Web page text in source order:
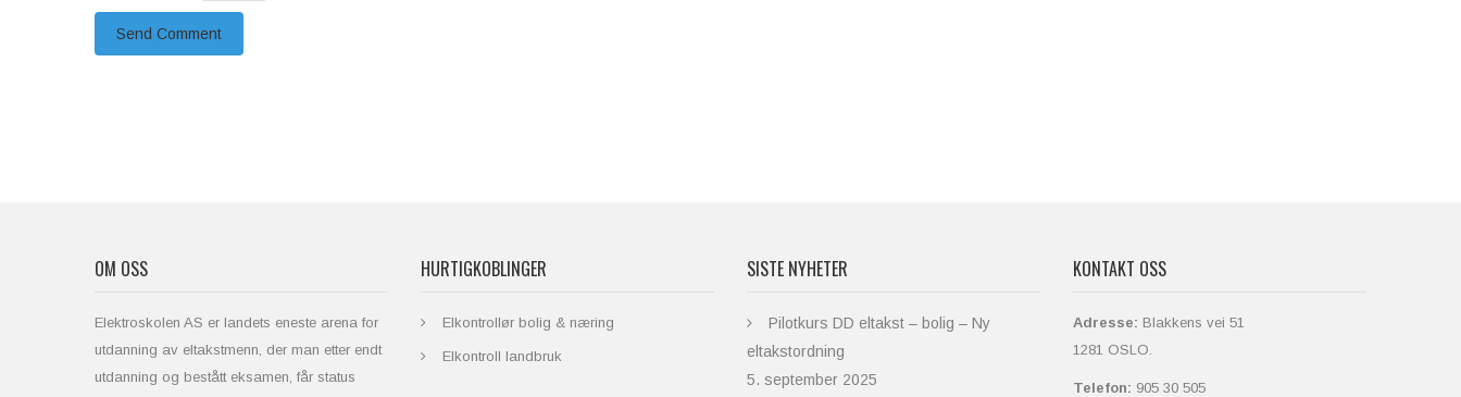
OM OSS
Elektroskolen AS er landets eneste arena for
utdanning av eltakstmenn, der man etter endt
utdanning og bestått eksamen, får status
HURTIGKOBLINGER
Elkontrollør bolig & næring
Elkontroll landbruk
SISTE NYHETER
Pilotkurs DD eltakst – bolig – Ny
eltakstordning
5. september 2025
KONTAKT OSS
Adresse: Blakkens vei 51
1281 OSLO.
Telefon: 905 30 505